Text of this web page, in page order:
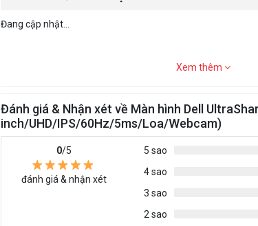
Đang cập nhật...
Xem thêm
Đánh giá & Nhận xét về Màn hình Dell
inch/UHD/IPS/60Hz/5ms/Loa/Webcam)
0/5
đánh giá & nhận xét
5 sao
4 sao
3 sao
2 sao